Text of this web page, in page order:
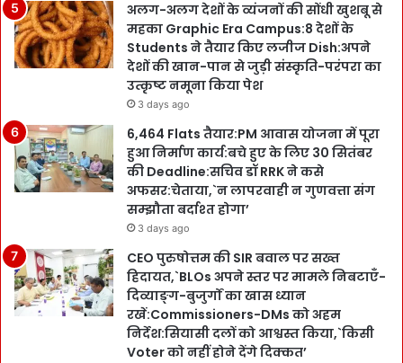
अलग-अलग देशों के व्यंजनों की सोंधी खुशबू से
महका Graphic Era Campus:8 देशों के
Students ने तैयार किए लजीज Dish:अपने
देशों की खान-पान से जुड़ी संस्कृति-परंपरा का
उत्कृष्ट नमूना किया पेश
3 days ago
6,464 Flats तैयार:PM आवास योजना में पूरा
हुआ निर्माण कार्य:बचे हुए के लिए 30 सितंबर
की Deadline:सचिव डॉ RRK ने कसे
अफसर:चेताया,`न लापरवाही न गुणवत्ता संग
सम्झौता बर्दाश्त होगा’
3 days ago
CEO पुरुषोत्तम की SIR बवाल पर सख्त
हिदायत,`BLOs अपने स्तर पर मामले निबटाएँ-
दिव्याङ्ग-बुजुर्गों का खास ध्यान
रखें:Commissioners-DMs को अहम
निर्देश:सियासी दलों को आश्वस्त किया,`किसी
Voter को नहीं होने देंगे दिक्कत’